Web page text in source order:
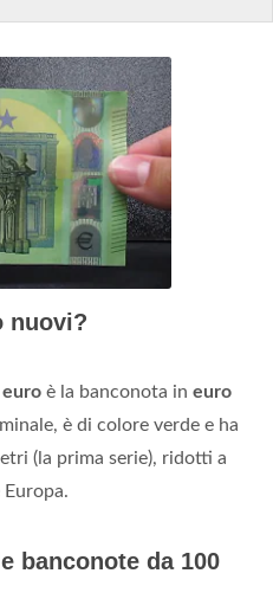
nuovi?
euro è la banconota in euro
è di colore verde e ha
(la prima serie), ridotti a
banconote da 100